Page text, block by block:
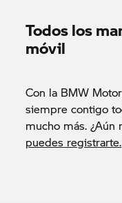
Todos los
móvil
Con la BMW
siempre contigo
mucho más.
puedes registrarte.